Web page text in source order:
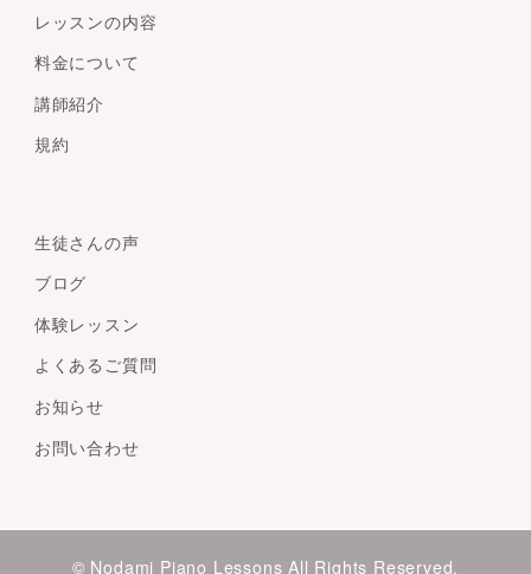
レッスンの内容
料金について
講師紹介
規約
生徒さんの声
ブログ
体験レッスン
よくあるご質問
お知らせ
お問い合わせ
© Nodami Piano Lessons All Rights Reserved.